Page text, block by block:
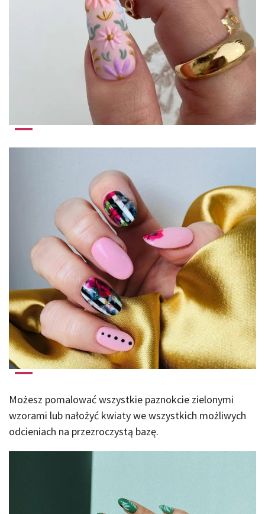
Możesz pomalować wszystkie paznokcie zielonymi
wzorami lub nałożyć kwiaty we wszystkich możliwych
odcieniach na przezroczystą bazę.